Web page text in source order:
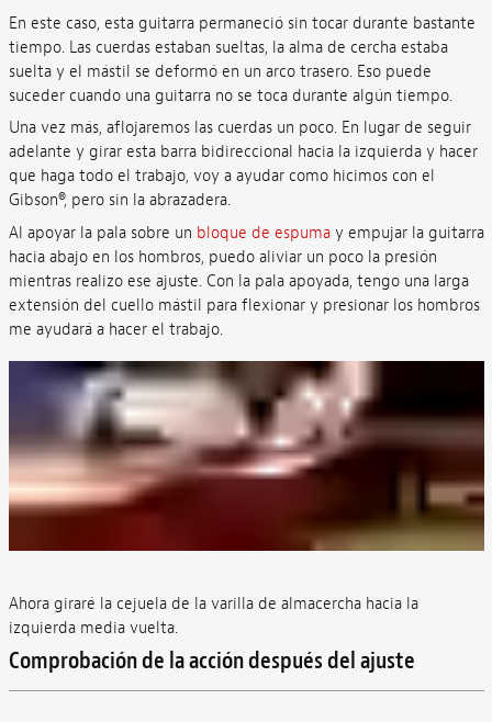
En este caso, esta guitarra permaneció sin tocar durante bastante
tiempo. Las cuerdas estaban sueltas, la alma de cercha estaba
suelta y el mástil se deformó en un arco trasero. Eso puede
suceder cuando una guitarra no se toca durante algún tiempo.
Una vez más, aflojaremos las cuerdas un poco. En lugar de seguir
adelante y girar esta barra bidireccional hacia la izquierda y hacer
que haga todo el trabajo, voy a ayudar como hicimos con el
Gibson®, pero sin la abrazadera.
Al apoyar la pala sobre un bloque de espumay empujar la guitarra
hacia abajo en los hombros, puedo aliviar un poco la presión
mientras realizo ese ajuste. Con la pala apoyada, tengo una larga
extensión del cuello mástil para flexionar y presionar los hombros
me ayudará a hacer el trabajo.
Ahora giraré la cejuela de la varilla de almacercha hacia la
izquierda media vuelta.
Comprobación de la acción después del ajuste